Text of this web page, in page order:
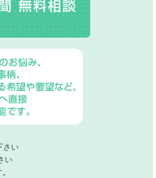
さい
い